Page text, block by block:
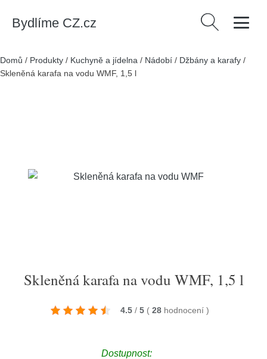
Bydlíme CZ.cz Vyhledávání
Domů / Produkty / Kuchyně a jídelna / Nádobí / Džbány a karafy /
Skleněná karafa na vodu WMF, 1,5 l
Skleněná karafa na vodu WMF, 1,5 l
4.5 / 5 ( 28 hodnocení )
Dostupnost: